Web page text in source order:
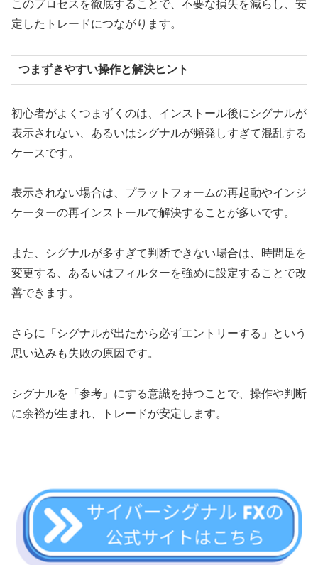
このプロセスを徹底することで、不要な損失を減らし、安
定したトレードにつながります。
つまずきやすい操作と解決ヒント
初心者がよくつまずくのは、インストール後にシグナルが
表示されない、あるいはシグナルが頻発しすぎて混乱する
ケースです。
表示されない場合は、プラットフォームの再起動やインジ
ケーターの再インストールで解決することが多いです。
また、シグナルが多すぎて判断できない場合は、時間足を
変更する、あるいはフィルターを強めに設定することで改
善できます。
さらに「シグナルが出たから必ずエントリーする」という
思い込みも失敗の原因です。
シグナルを「参考」にする意識を持つことで、操作や判断
に余裕が生まれ、トレードが安定します。